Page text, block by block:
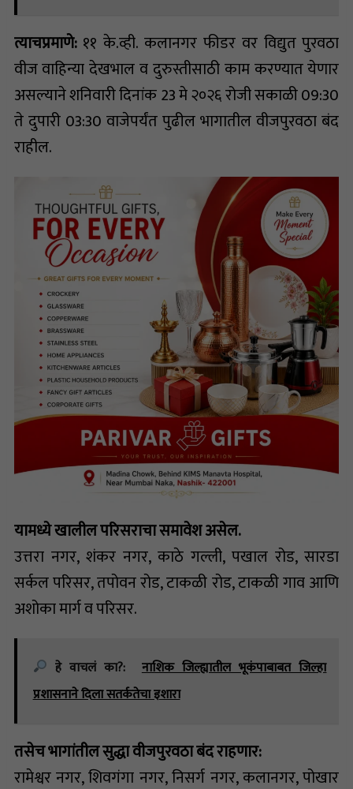
त्याचप्रमाणे: ११ के.व्ही. कलानगर फीडर वर विद्युत पुरवठा
वीज वाहिन्या देखभाल व दुरुस्तीसाठी काम करण्यात येणार
असल्याने शनिवारी दिनांक 23 मे २०२६ रोजी सकाळी 09:30
ते दुपारी 03:30 वाजेपर्यंत पुढील भागातील वीजपुरवठा बंद
राहील.
यामध्ये खालील परिसराचा समावेश असेल.
उत्तरा नगर, शंकर नगर, काठे गल्ली, पखाल रोड, सारडा
सर्कल परिसर, तपोवन रोड, टाकळी रोड, टाकळी गाव आणि
अशोका मार्ग व परिसर.
हे वाचलं का?:
नाशिक जिल्ह्यातील भूकंपाबाबत जिल्हा
प्रशासनाने दिला सतर्कतेचा इशारा
तसेचभागांतील सुद्धा वीजपुरवठा बंद राहणार:
रामेश्वर नगर, शिवगंगा नगर, निसर्ग नगर, कलानगर, पोखार